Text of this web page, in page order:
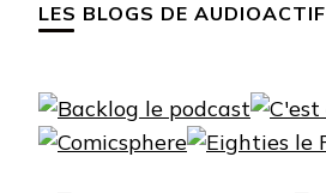
LES BLOGS DE AUDIOACTIF